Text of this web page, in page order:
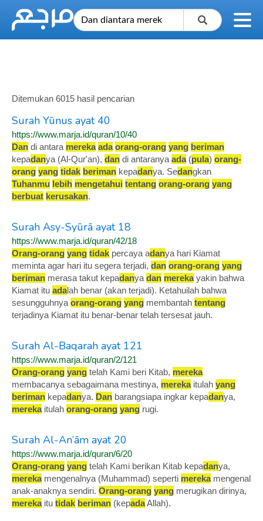
Ditemukan 6015 hasil pencarian
Surah Yūnus ayat 40
https://www.marja.id/quran/10/40
Dan di antara mereka ada orang-orang yang beriman
kepadanya (Al-Qur'an), dan di antaranya ada(pula) orang-
orang yang tidak beriman kepadanya. Sedangkan
Tuhanmu lebih mengetahui tentang orang-orang yang
berbuat kerusakan.
Surah Asy-Syūrā ayat 18
https://www.marja.id/quran/42/18
Orang-orang yang tidak percaya adanya hari Kiamat
meminta agar hari itu segera terjadi, dan orang-orang yang
beriman merasa takut kepadanya dan merekayakin bahwa
Kiamat itu adalah benar (akan terjadi). Ketahuilah bahwa
sesungguhnya orang-orang yang membantah tentang
terjadinya Kiamat itu benar-benar telah tersesat jauh.
Surah Al-Baqarah ayat 121
https://www.marja.id/quran/2/121
Orang-orang yang telah Kami beri Kitab, mereka
membacanya sebagaimana mestinya, merekaitulah yang
beriman kepadanya. Dan barangsiapa ingkar kepadanya,
merekaitulah orang-orang yang rugi.
Surah Al-An’ām ayat 20
https://www.marja.id/quran/6/20
Orang-orang yang telah Kami berikan Kitab kepadanya,
merekamengenalnya (Muhammad) seperti merekamengenal
anak-anaknya sendiri. Orang-orang yang merugikan dirinya,
merekaitu tidak beriman (kepadaAllah).